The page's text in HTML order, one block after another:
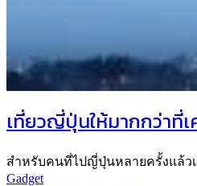
เที่ยวญี่ปุ่นให้มากกว่าที่เ
สำหรับคนที่ไปญี่ปุ่นหลายครั้งแล้ว
Gadget